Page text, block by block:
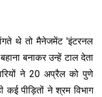
थे तो मैनेजमेंट 'इंटरनल
बनाकर उन्हें टाल देता
ने 20 अप्रैल को पुणे
पीड़ितों ने श्रम विभाग